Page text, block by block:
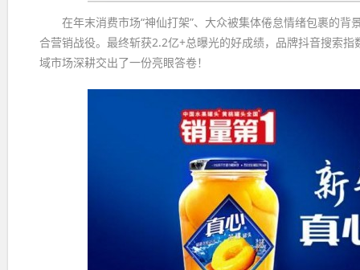
在年末消费市场“神仙打架”、大众被集体倦怠情绪包裹的
合营销战役。最终斩获2.2亿+总曝光的好成绩，品牌抖音搜索
域市场深耕交出了一份亮眼答卷！